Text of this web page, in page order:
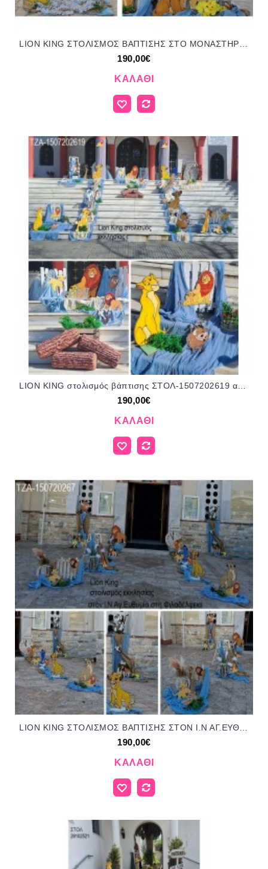
190,00€
ΚΑΛΆΘΙ
190,00€
ΚΑΛΆΘΙ
190,00€
ΚΑΛΆΘΙ